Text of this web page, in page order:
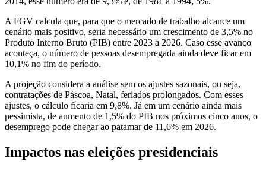
A FGV calcula que, para que o mercado de trabalho alcance um
cenário mais positivo, seria necessário um crescimento de 3,5% no
Produto Interno Bruto (PIB) entre 2023 a 2026. Caso esse avanço
aconteça, o número de pessoas desempregada ainda deve ficar em
10,1% no fim do período.
A projeção considera a análise sem os ajustes sazonais, ou seja,
contratações de Páscoa, Natal, feriados prolongados. Com esses
ajustes, o cálculo ficaria em 9,8%. Já em um cenário ainda mais
pessimista, de aumento de 1,5% do PIB nos próximos cinco anos, o
desemprego pode chegar ao patamar de 11,6% em 2026.
Impactos nas eleições presidenciais